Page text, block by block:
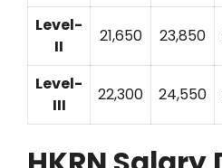
Level-
II
21,650 23,850
Level-
III
22,300 24,550